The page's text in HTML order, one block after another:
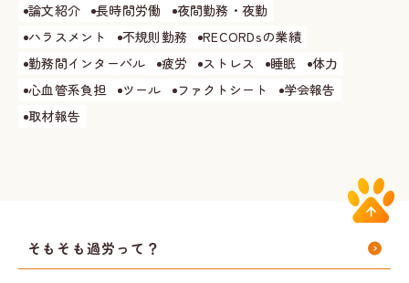
論文紹介 長時間労働
夜間勤務・夜勤
ハラスメント
不規則勤務
RECORDsの業績
勤務間インターバル
疲労 ストレス 睡眠
体力
心血管系負担
ツール ファクトシート
学会報告
取材報告
そもそも過労って？